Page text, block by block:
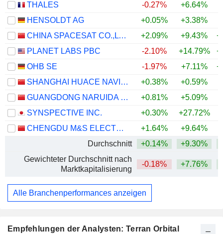
Empfehlungen der Analysten: Terran Orbital
THALES
-0.27% +6.64%
HENSOLDT AG
+0.05% +3.38%
CHINA SPACESAT CO.,LTD.
+2.09% +9.43%
PLANET LABS PBC
-2.10% +14.79%
OHB SE
-1.97% +7.11%
SHANGHAI HUACE NAVIGATION TECHNOLOGY LTD
+0.38% +0.59%
GUANGDONG NARUIDA TECHNOLOGY CO., LTD.
+0.81% +5.09%
SYNSPECTIVE INC.
+0.30% +27.72%
CHENGDU M&S ELECTRONICS TECHNOLOGY CO.,LTD.
+1.64% +9.64%
Durchschnitt
+0.14% +9.30%
Gewichteter Durchschnitt nach
Marktkapitalisierung
-0.18% +7.76%
Alle Branchenperformances anzeigen